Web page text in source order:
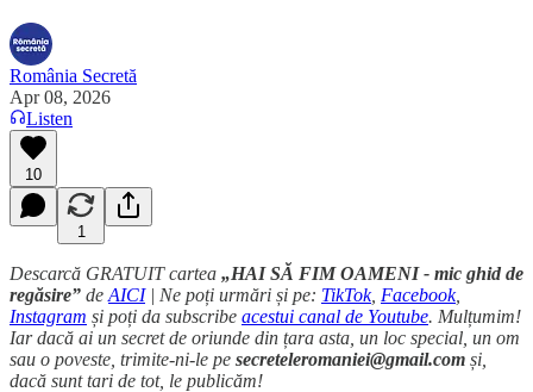
România Secretă
Apr 08, 2026
Listen
10
1
Descarcă GRATUIT cartea „HAI SĂ FIM OAMENI - mic ghid de
regăsire” de AICI| Ne poți urmări și pe: TikTok, Facebook,
Instagram și poți da subscribe acestui canal de Youtube. Mulțumim!
Iar dacă ai un secret de oriunde din țara asta, un loc special, un om
sau o poveste, trimite-ni-le pe secreteleromaniei@gmail.com și,
dacă sunt tari de tot, le publicăm!